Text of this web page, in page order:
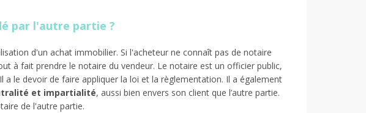
par l'autre partie ?
d'un achat immobilier. Si l'acheteur ne connaît pas de notaire
à fait prendre le notaire du vendeur. Le notaire est un officier public,
a le devoir de faire appliquer la loi et la règlementation. Il a également
et impartialité, aussi bien envers son client que l’autre partie.
de l'autre partie.